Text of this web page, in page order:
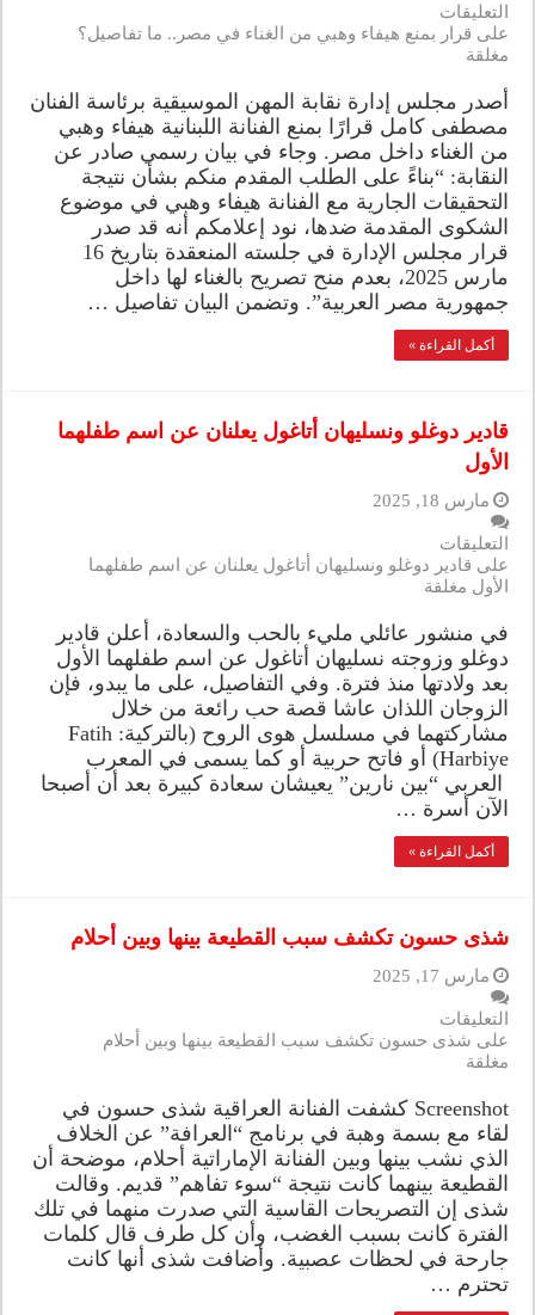
التعليقات
على قرار بمنع هيفاء وهبي من الغناء في مصر.. ما تفاصيل؟
مغلقة
أصدر مجلس إدارة نقابة المهن الموسيقية برئاسة الفنان
مصطفى كامل قرارًا بمنع الفنانة اللبنانية هيفاء وهبي
من الغناء داخل مصر. وجاء في بيان رسمي صادر عن
النقابة: “بناءً على الطلب المقدم منكم بشأن نتيجة
التحقيقات الجارية مع الفنانة هيفاء وهبي في موضوع
الشكوى المقدمة ضدها، نود إعلامكم أنه قد صدر
قرار مجلس الإدارة في جلسته المنعقدة بتاريخ 16
مارس 2025، بعدم منح تصريح بالغناء لها داخل
جمهورية مصر العربية”. وتضمن البيان تفاصيل …
أكمل القراءة »
قادير دوغلو ونسليهان أتاغول يعلنان عن اسم طفلهما
الأول
مارس 18, 2025
التعليقات
على قادير دوغلو ونسليهان أتاغول يعلنان عن اسم طفلهما
الأول مغلقة
في منشور عائلي مليء بالحب والسعادة، أعلن قادير
دوغلو وزوجته نسليهان أتاغول عن اسم طفلهما الأول
بعد ولادتها منذ فترة. وفي التفاصيل، على ما يبدو، فإن
الزوجان اللذان عاشا قصة حب رائعة من خلال
مشاركتهما في مسلسل هوى الروح (بالتركية: Fatih
Harbiye)‏ أو فاتح حربية أو كما يسمى في المعرب
العربي “بين نارين” يعيشان سعادة كبيرة بعد أن أصبحا
الآن أسرة …
أكمل القراءة »
شذى حسون تكشف سبب القطيعة بينها وبين أحلام
مارس 17, 2025
التعليقات
على شذى حسون تكشف سبب القطيعة بينها وبين أحلام
مغلقة
Screenshot كشفت الفنانة العراقية شذى حسون في
لقاء مع بسمة وهبة في برنامج “العرافة” عن الخلاف
الذي نشب بينها وبين الفنانة الإماراتية أحلام، موضحة أن
القطيعة بينهما كانت نتيجة “سوء تفاهم” قديم. وقالت
شذى إن التصريحات القاسية التي صدرت منهما في تلك
الفترة كانت بسبب الغضب، وأن كل طرف قال كلمات
جارحة في لحظات عصبية. وأضافت شذى أنها كانت
تحترم …